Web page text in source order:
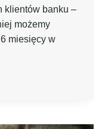
klientów banku –
możemy
miesięcy w